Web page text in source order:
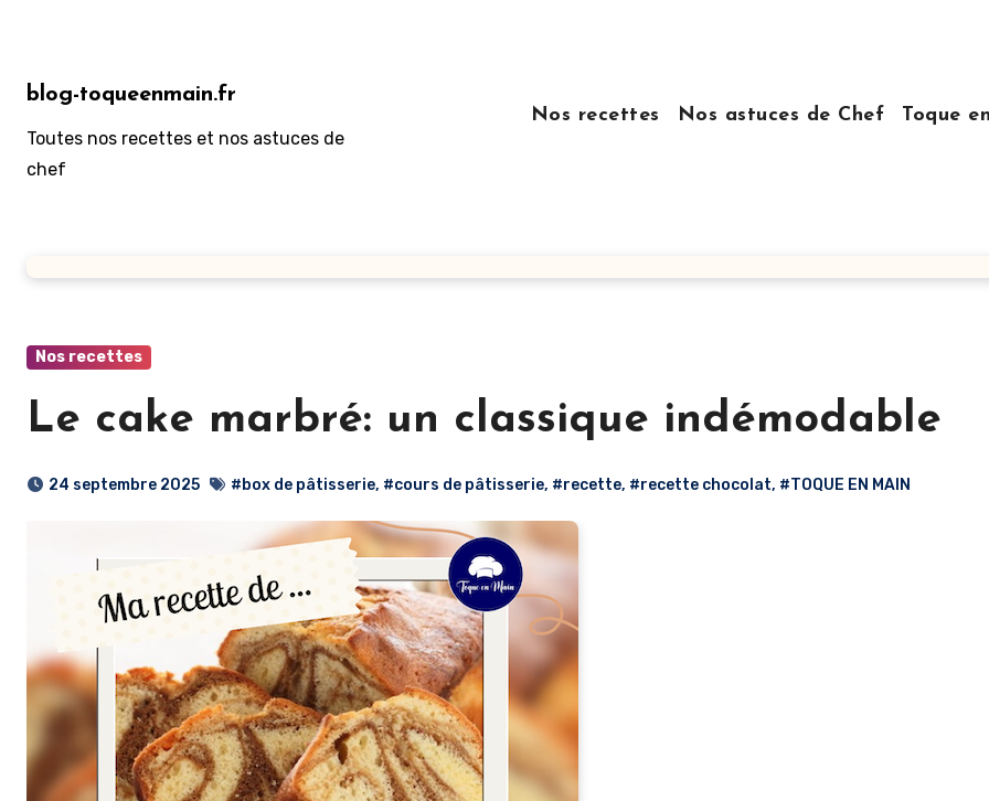
principal
blog-toqueenmain.fr
Toutes nos recettes et nos astuces de
chef
Nos recettes Nos astuces de Chef Toque
Nos recettes
Le cake marbré: un classique indémodable
24 septembre 2025 #box de pâtisserie, #cours de pâtisserie, #recette, #recette chocolat, #TOQUE EN MAIN